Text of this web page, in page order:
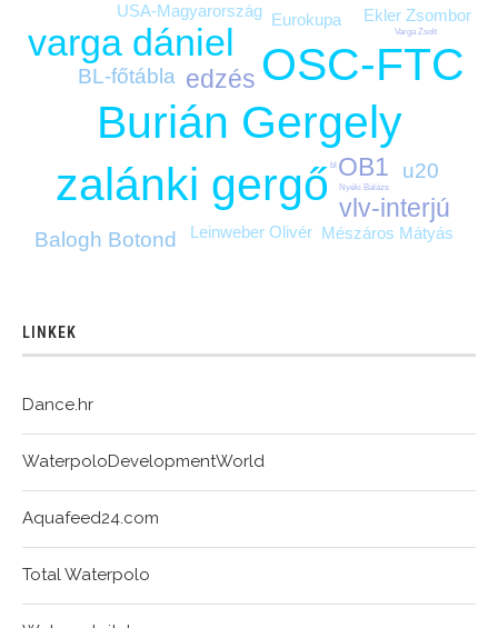
Burián Gergely
OSC-FTC
zalánki gergő
varga dániel
edzés
OB1
vlv-interjú
Balogh Botond
BL-főtábla
u20
Ekler Zsombor
Eurokupa
Leinweber Olivér Mészáros Mátyás
USA-Magyarország
bl
Nyéki Balázs
Varga Zsolt
LINKEK
Dance.hr
WaterpoloDevelopmentWorld
Aquafeed24.com
Total Waterpolo